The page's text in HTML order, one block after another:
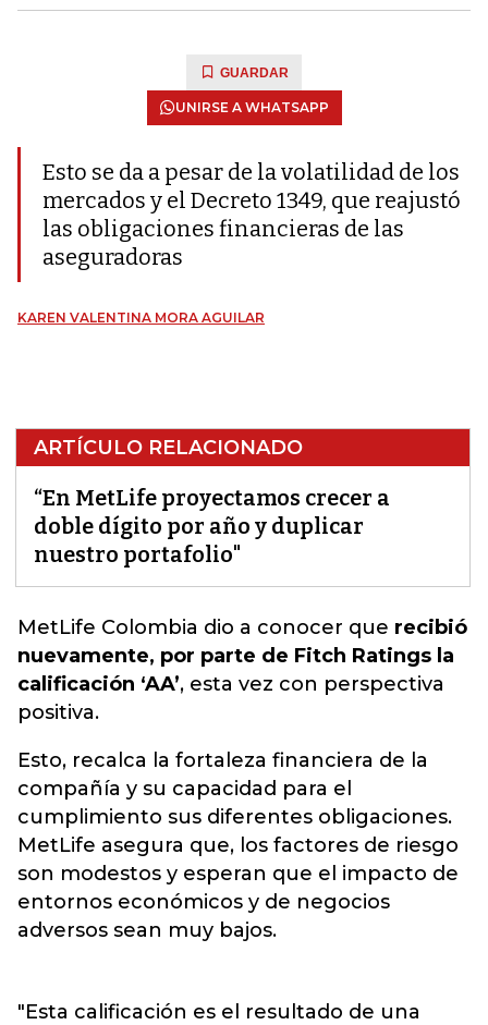
GUARDAR
UNIRSE A WHATSAPP
Esto se da a pesar de la volatilidad de los
mercados y el Decreto 1349, que reajustó
las obligaciones financieras de las
aseguradoras
KAREN VALENTINA MORA AGUILAR
ARTÍCULO RELACIONADO
“En MetLife proyectamos crecer a
doble dígito por año y duplicar
nuestro portafolio"
MetLife Colombia dio a conocer que recibió
nuevamente, por parte de Fitch Ratings la
calificación ‘AA’, esta vez con perspectiva
positiva.
Esto, recalca la fortaleza financiera de la
compañía y su capacidad para el
cumplimiento sus diferentes obligaciones.
MetLife asegura que, los factores de riesgo
son modestos y esperan que el impacto de
entornos económicos y de negocios
adversos sean muy bajos.
"Esta calificación es el resultado de una